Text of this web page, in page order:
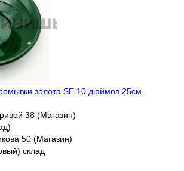
золота SE 10 дюймов 25см
38 (Магазин)
50 (Магазин)
склад